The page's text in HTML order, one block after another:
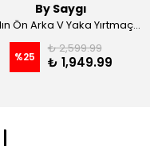
By Saygı
Kadın Ön Arka V Yaka Yırtmaçlı Likralı Scuba Midi Elbise - Siyah
%25
₺ 2,599.99
₺ 1,949.99